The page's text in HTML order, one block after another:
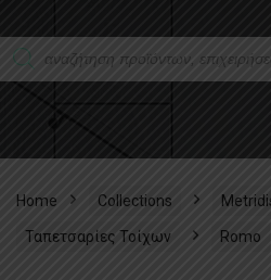
Home Collections
Ταπετσαρίες Τοίχων Romo